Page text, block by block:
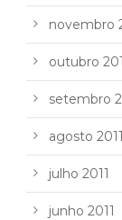
novembro
outubro
setembro
agosto 2011
julho 2011
junho 2011